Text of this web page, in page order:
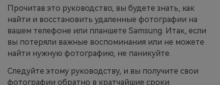
Прочитав это руководство, вы будете знать, как
найти и восстановить удаленные фотографии на
вашем телефоне или планшете Samsung. Итак, если
вы потеряли важные воспоминания или не можете
найти нужную фотографию, не паникуйте.
Следуйте этому руководству, и вы получите свои
фотографии обратно в кратчайшие сроки.